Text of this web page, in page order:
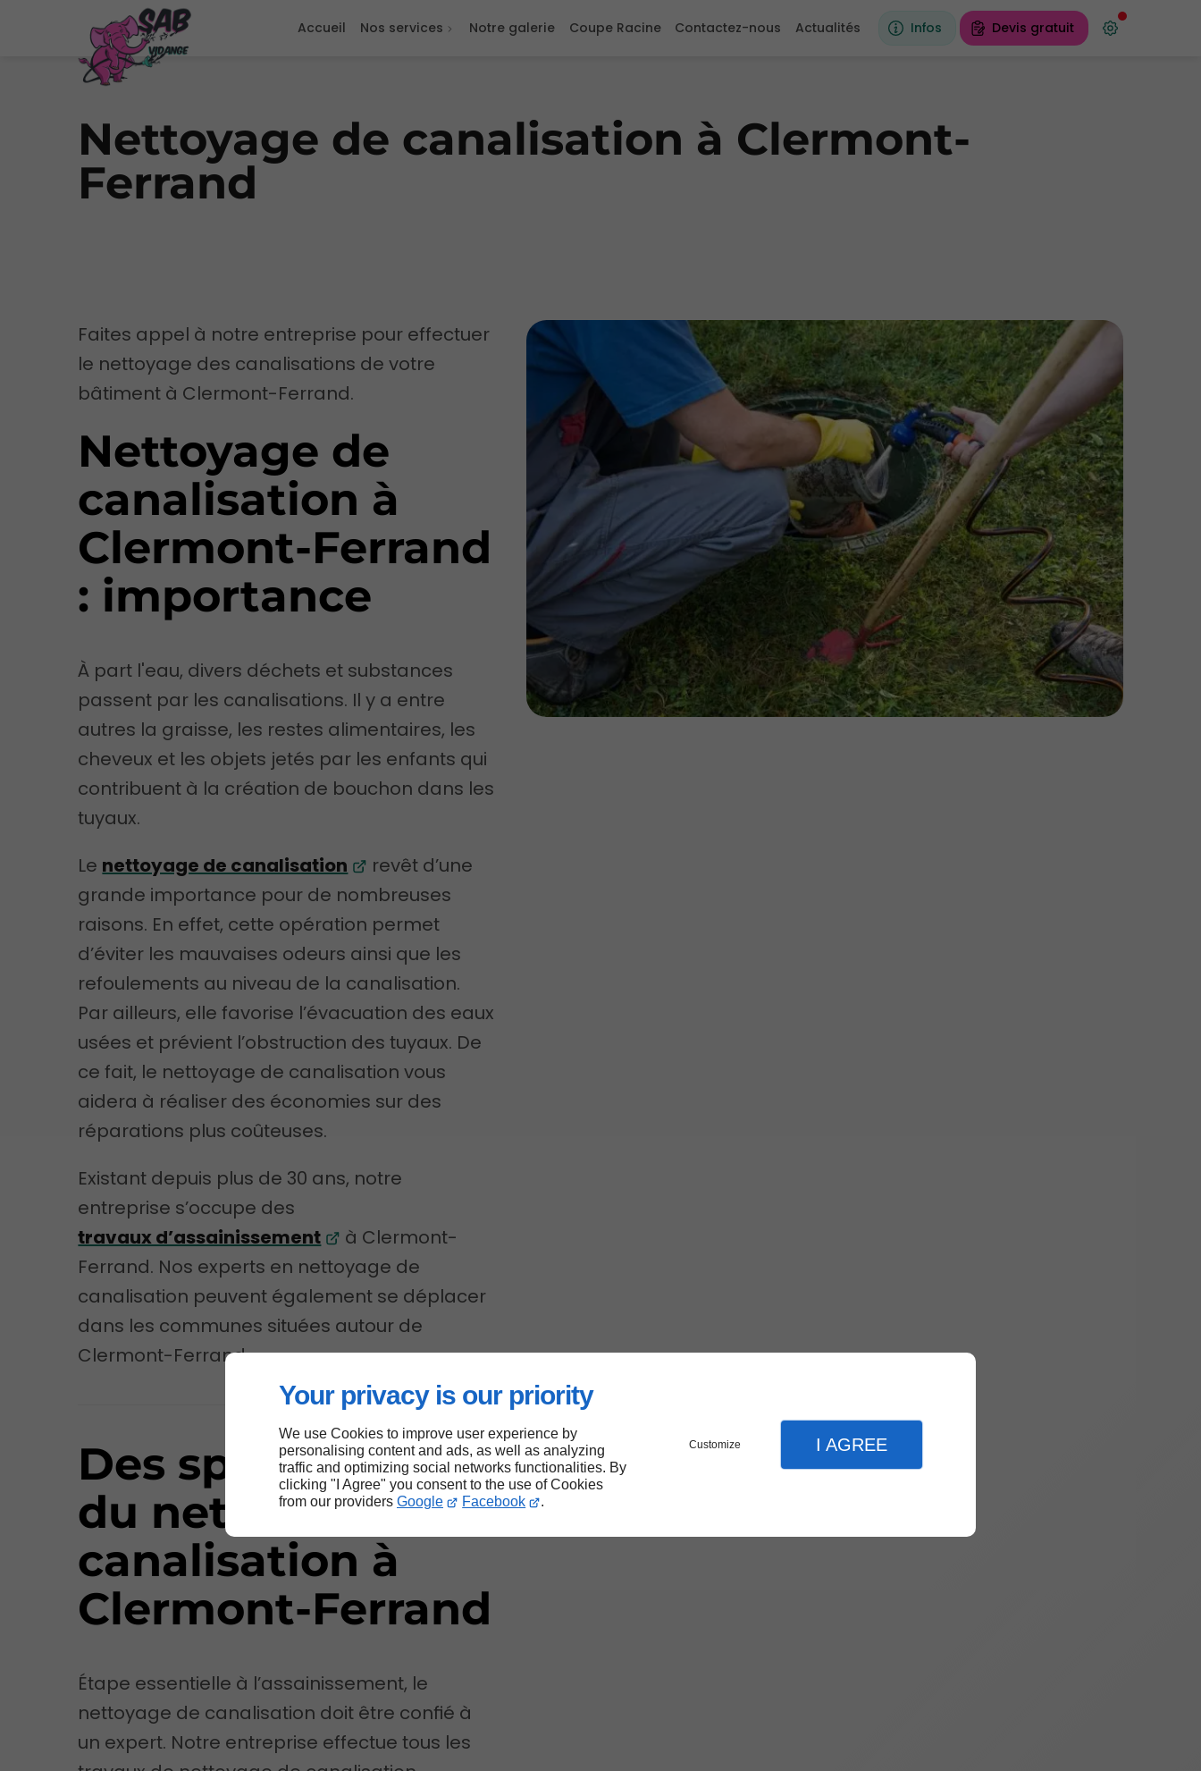
Your privacy is our priority
We use Cookies to improve user experience by
personalising content and ads, as well as analyzing
traffic and optimizing social networks functionalities. By
clicking "I Agree" you consent to the use of Cookies
from our providers Google Facebook .
Customize I AGREE
Accueil Nos services Notre galerie Coupe Racine Contactez-nous Actualités Infos Devis gratuit
Nettoyage de canalisation à Clermont-
Ferrand
Faites appel à notre entreprise pour effectuer
le nettoyage des canalisations de votre
bâtiment à Clermont-Ferrand.
Nettoyage de
canalisation à
Clermont-Ferrand
: importance
À part l'eau, divers déchets et substances
passent par les canalisations. Il y a entre
autres la graisse, les restes alimentaires, les
cheveux et les objets jetés par les enfants qui
contribuent à la création de bouchon dans les
tuyaux.
Le nettoyage de canalisation
revêt d’une
grande importance pour de nombreuses
raisons. En effet, cette opération permet
d’éviter les mauvaises odeurs ainsi que les
refoulements au niveau de la canalisation.
Par ailleurs, elle favorise l’évacuation des eaux
usées et prévient l’obstruction des tuyaux. De
ce fait, le nettoyage de canalisation vous
aidera à réaliser des économies sur des
réparations plus coûteuses.
Existant depuis plus de 30 ans, notre
entreprise s’occupe des
travaux d’assainissement
à Clermont-
Ferrand. Nos experts en nettoyage de
canalisation peuvent également se déplacer
dans les communes situées autour de
Clermont-Ferrand.
Des spécialistes
du nettoyage de
canalisation à
Clermont-Ferrand
Étape essentielle à l’assainissement, le
nettoyage de canalisation doit être confié à
un expert. Notre entreprise effectue tous les